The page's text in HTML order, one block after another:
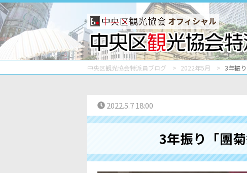
オフィシャル
中央区観光協会特派員ブログ 2022年5月 3年振
2022.5.7 18:00
3年振り「團